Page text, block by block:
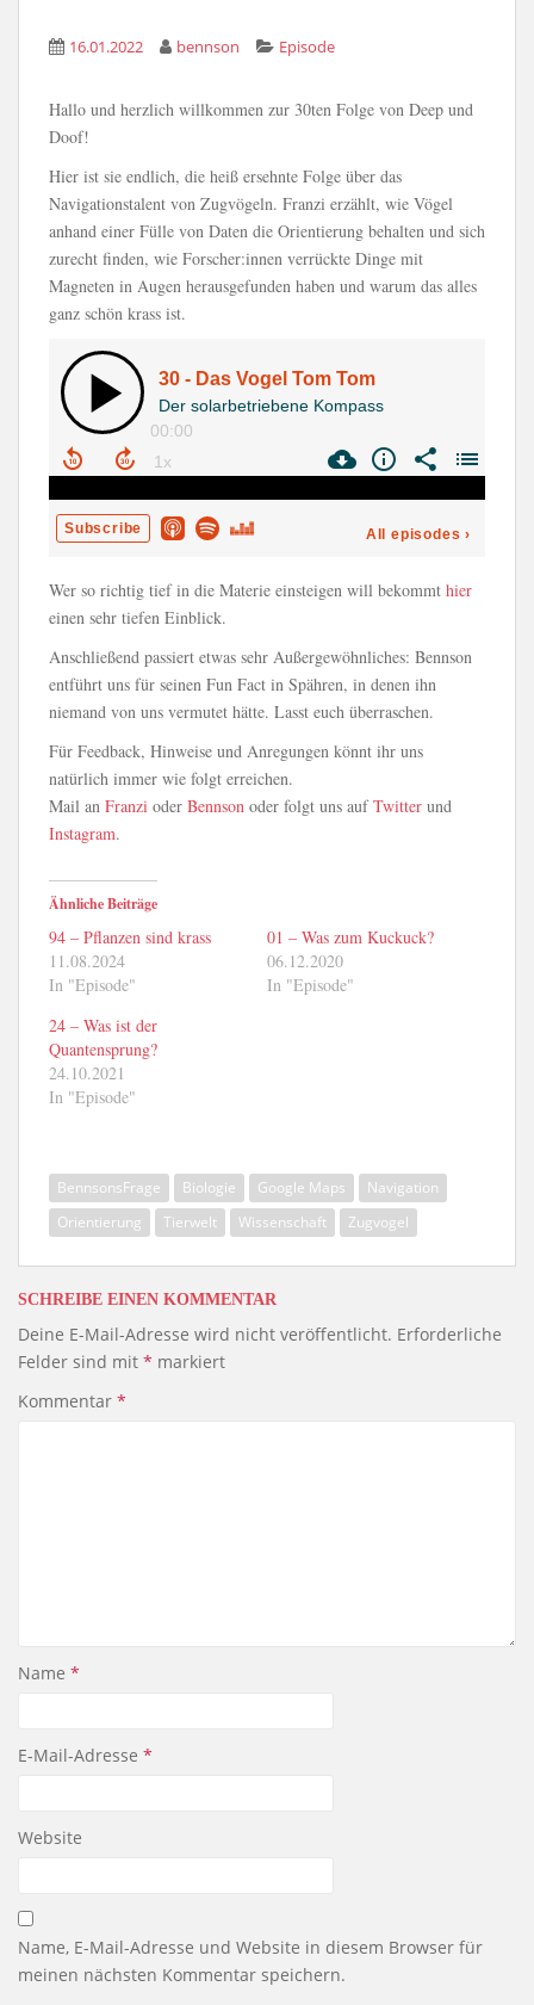
16.01.2022 bennson Episode
Hallo und herzlich willkommen zur 30ten Folge von Deep und
Doof!
Hier ist sie endlich, die heiß ersehnte Folge über das
Navigationstalent von Zugvögeln. Franzi erzählt, wie Vögel
anhand einer Fülle von Daten die Orientierung behalten und sich
zurecht finden, wie Forscher:innen verrückte Dinge mit
Magneten in Augen herausgefunden haben und warum das alles
ganz schön krass ist.
Wer so richtig tief in die Materie einsteigen will bekommt hier
einen sehr tiefen Einblick.
Anschließend passiert etwas sehr Außergewöhnliches: Bennson
entführt uns für seinen Fun Fact in Spähren, in denen ihn
niemand von uns vermutet hätte. Lasst euch überraschen.
Für Feedback, Hinweise und Anregungen könnt ihr uns
natürlich immer wie folgt erreichen.
Mail an Franzi oder Bennson oder folgt uns aufTwitter und
Instagram.
Ähnliche Beiträge
94 – Pflanzen sind krass
11.08.2024
In "Episode"
01 – Was zum Kuckuck?
06.12.2020
In "Episode"
24 – Was ist der
Quantensprung?
24.10.2021
In "Episode"
BennsonsFrage Biologie Google Maps
Navigation
Orientierung
Tierwelt Wissenschaft Zugvogel
SCHREIBE EINEN KOMMENTAR
Deine E-Mail-Adresse wird nicht veröffentlicht. Erforderliche
Felder sind mit * markiert
Kommentar *
Name *
E-Mail-Adresse *
Website
Name, E-Mail-Adresse und Website in diesem Browser für
meinen nächsten Kommentar speichern.